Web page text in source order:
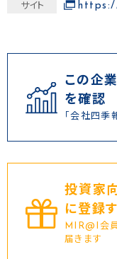
サイト
この企
を確認
「会社四季
投資家
に登録す
MIR@I会
届きます